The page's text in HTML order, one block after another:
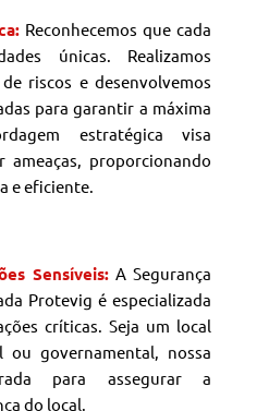
Reconhecemos que cada
únicas. Realizamos
riscos e desenvolvemos
para garantir a máxima
estratégica visa
ameaças, proporcionando
e eficiente.
Sensíveis: A Segurança
Protevig é especializada
críticas. Seja um local
governamental, nossa
para assegurar a
do local.